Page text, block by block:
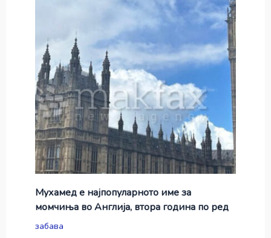
Мухамед е најпопуларното име за
момчиња во Англија, втора година по ред
забава